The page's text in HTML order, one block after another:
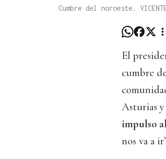
Cumbre del noroeste.
El
cumbre
Asturias
impulso
nos va a